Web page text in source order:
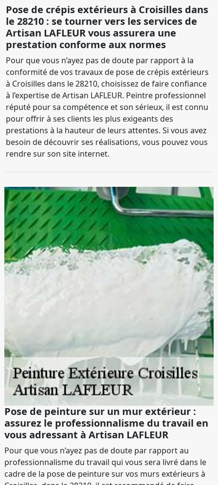
Pose de crépis extérieurs à Croisilles dans
le 28210 : se tourner vers les services de
Artisan LAFLEUR vous assurera une
prestation conforme aux normes
Pour que vous n’ayez pas de doute par rapport à la
conformité de vos travaux de pose de crépis extérieurs
à Croisilles dans le 28210, choisissez de faire confiance
à l’expertise de Artisan LAFLEUR. Peintre professionnel
réputé pour sa compétence et son sérieux, il est connu
pour offrir à ses clients les plus exigeants des
prestations à la hauteur de leurs attentes. Si vous avez
besoin de découvrir ses réalisations, vous pouvez vous
rendre sur son site internet.
Pose de peinture sur un mur extérieur :
assurez le professionnalisme du travail en
vous adressant à Artisan LAFLEUR
Pour que vous n’ayez pas de doute par rapport au
professionnalisme du travail qui vous sera livré dans le
cadre de la pose de peinture sur vos murs extérieurs à